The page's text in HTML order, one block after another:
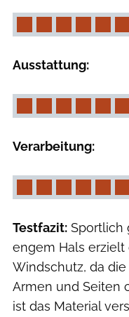
Ausstattung:
Verarbeitung:
Testfazit: Sportlich
engem Hals
Windschutz, da
Armen und Seiten
ist das Material